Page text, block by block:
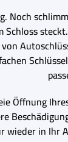
Noch
Öffnung
in Ihr